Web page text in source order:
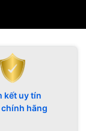
kết uy tín
hãng